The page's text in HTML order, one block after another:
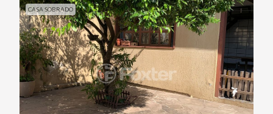
CASA SOBRADO